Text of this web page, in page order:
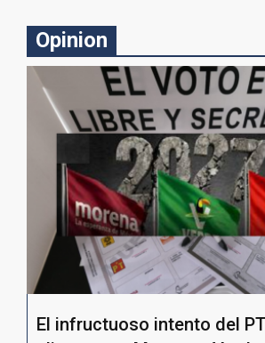
Opinion
El infructuoso intento del